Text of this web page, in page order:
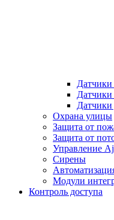
Датчики
Охрана улицы
Защита от
Защита от
Управление
Сирены
Модули
Контроль доступа